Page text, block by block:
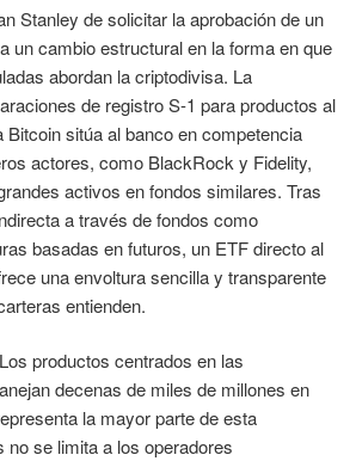
Stanley de solicitar la aprobación de un
un cambio estructural en la forma en que
abordan la criptodivisa. La
de registro S-1 para productos al
Bitcoin sitúa al banco en competencia
actores, como BlackRock y Fidelity,
activos en fondos similares. Tras
a través de fondos como
basadas en futuros, un ETF directo al
una envoltura sencilla y transparente
entienden.
productos centrados en las
decenas de miles de millones en
la mayor parte de esta
no se limita a los operadores